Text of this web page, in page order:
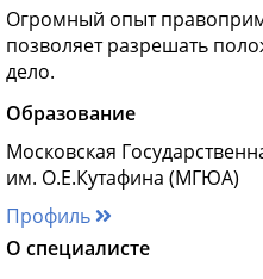
Огромный опыт
позволяет разрешать
дело.
Образование
Московская
им. О.Е.Кутафина (МГЮА)
Профиль
О специалисте